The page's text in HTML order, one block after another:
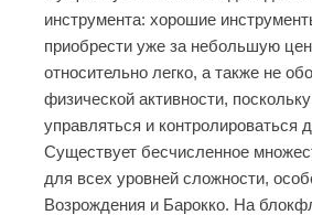
инструмента: хорошие
приобрести уже за небольшую
относительно легко, а также не
физической активности,
управляться и контролироваться
Существует бесчисленное
для всех уровней сложности,
Возрождения и Барокко. На